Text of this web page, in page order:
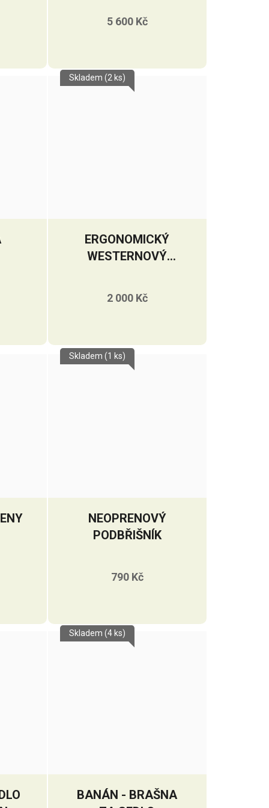
5 600 Kč
ERGONOMICKÝ
WESTERNOVÝ
PRAVÝM BERÁNKEM
Skladem (2 ks)
2 000 Kč
NEOPRENOVÝ
PODBŘIŠNÍK
Skladem (1 ks)
790 Kč
BANÁN - BRAŠNA
Skladem (4 ks)